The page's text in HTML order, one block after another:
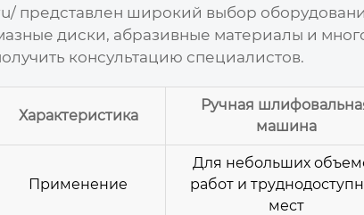
представлен широкий выбор
диски, абразивные материалы и
консультацию специалистов.
Характеристика
Ручная
машина
Применение
Для небольших
работ и
мест